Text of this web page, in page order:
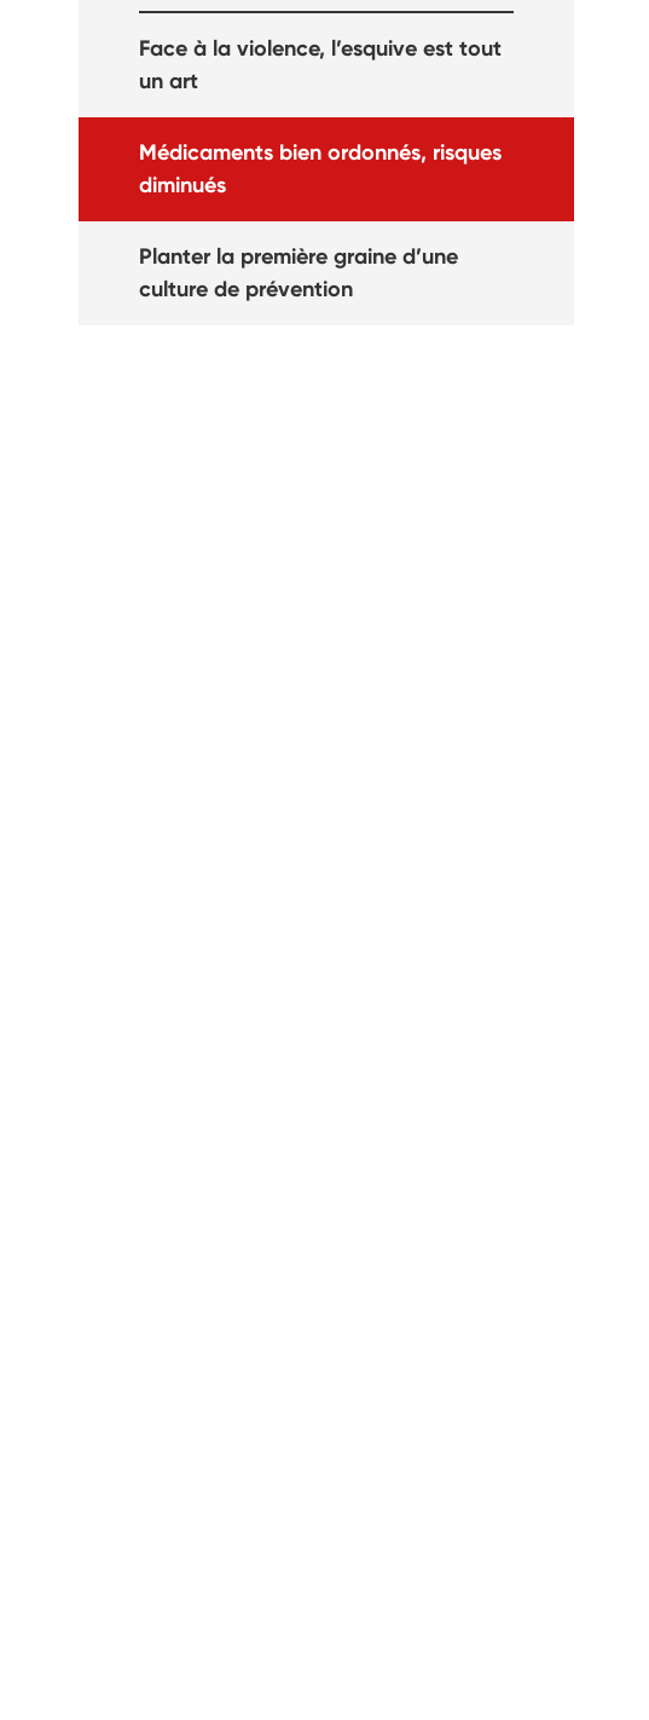
Face à la violence, l’esquive est tout
un art
Médicaments bien ordonnés, risques
diminués
Planter la première graine d’une
culture de prévention